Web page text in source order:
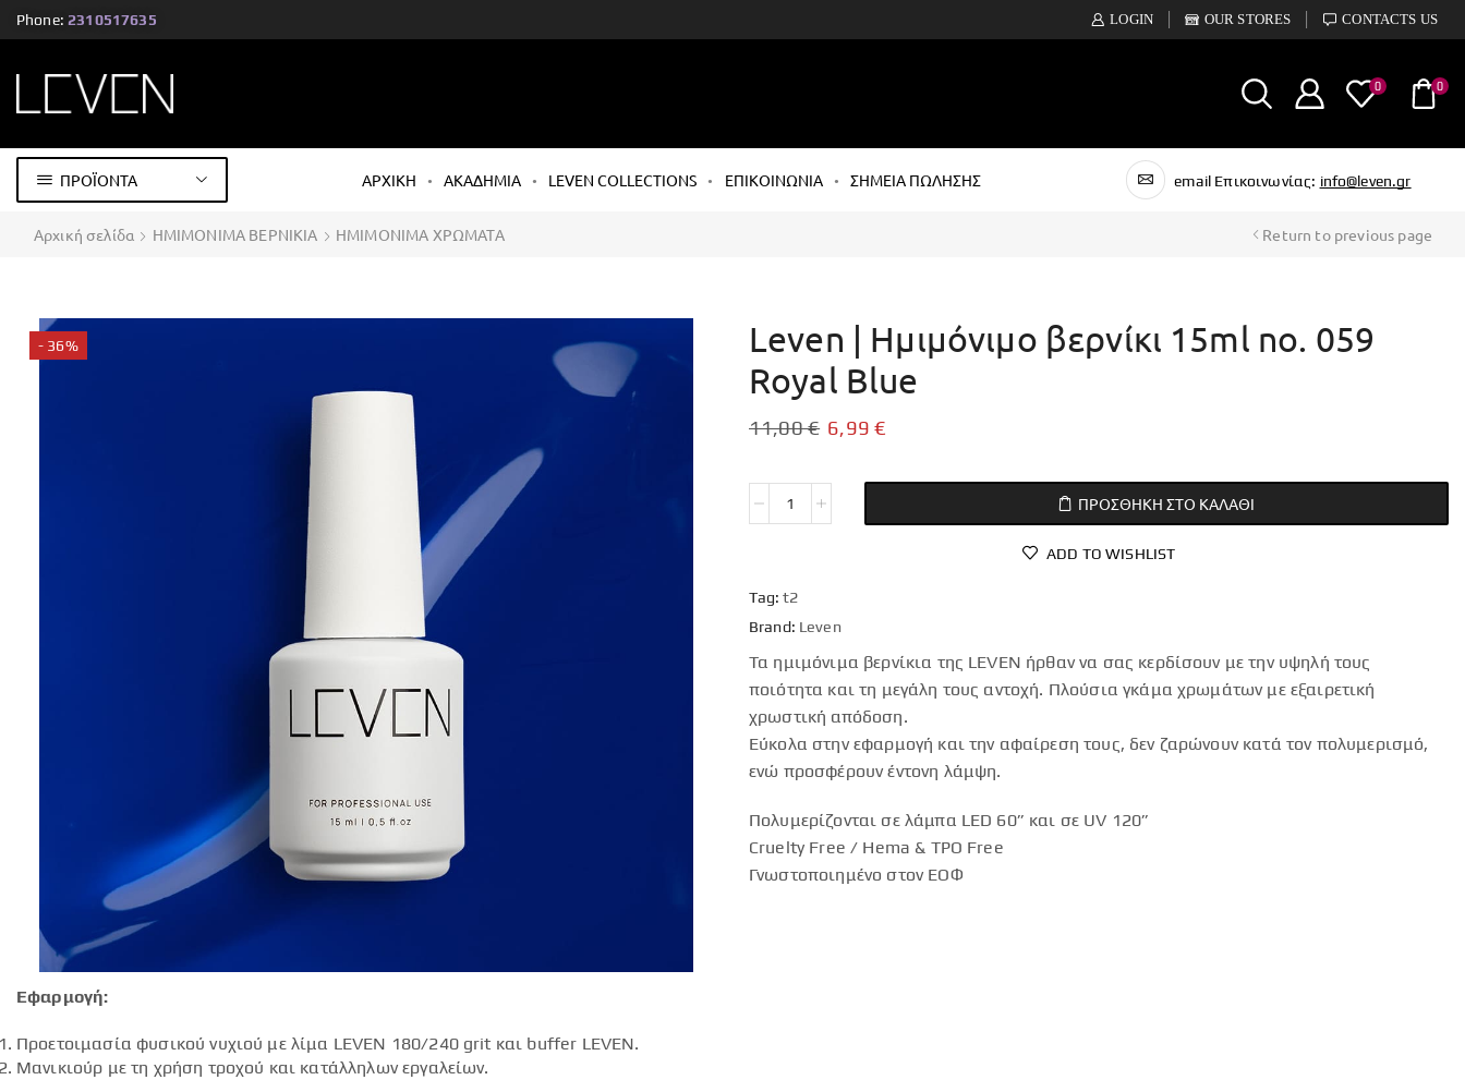
Phone: 2310517635 LOGIN OUR STORES CONTACTS US
0 0
ΠΡΟΪΟΝΤΑ ΑΡΧΙΚΗ ΑΚΑΔΗΜΙΑ LEVEN COLLECTIONS ΕΠΙΚΟΙΝΩΝΙΑ ΣΗΜΕΙΑ ΠΩΛΗΣΗΣ email Επικοινωνίας: info@leven.gr
Αρχική σελίδα ΗΜΙΜΟΝΙΜΑ ΒΕΡΝΙΚΙΑ ΗΜΙΜΟΝΙΜΑ ΧΡΩΜΑΤΑ Return to previous page
- 36%
Leven | Ημιμόνιμο βερνίκι 15ml no. 059
Royal Blue
11,00€ 6,99€
ΠΡΟΣΘΉΚΗ ΣΤΟ ΚΑΛΆΘΙ
ADD TO WISHLIST
Tag: t2
Brand: Leven
Τα ημιμόνιμα βερνίκια της LEVEN ήρθαν να σας κερδίσουν με την υψηλή τους
ποιότητα και τη μεγάλη τους αντοχή. Πλούσια γκάμα χρωμάτων με εξαιρετική
χρωστική απόδοση.
Εύκολα στην εφαρμογή και την αφαίρεση τους, δεν ζαρώνουν κατά τον πολυμερισμό,
ενώ προσφέρουν έντονη λάμψη.
Πολυμερίζονται σε λάμπα LED 60” και σε UV 120”
Cruelty Free / Hema & TPO Free
Γνωστοποιημένο στον ΕΟΦ
Εφαρμογή:
Προετοιμασία φυσικού νυχιού με λίμα LEVEN 180/240 grit και buffer LEVEN.
Μανικιούρ με τη χρήση τροχού και κατάλληλων εργαλείων.